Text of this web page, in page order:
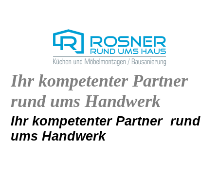
Ihr kompetenter Partner
rund ums Handwerk
Ihr kompetenter Partner rund
ums Handwerk